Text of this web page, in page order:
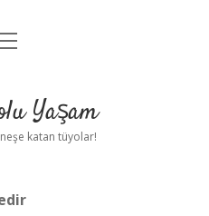
UyarıYaşam
katan tüyolar!